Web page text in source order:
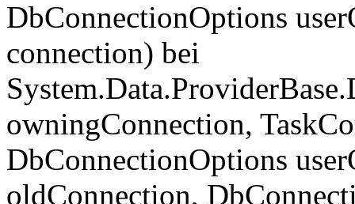
DbConnectionOptions
connection) bei
owningConnection,
DbConnectionOptions
oldConnection,